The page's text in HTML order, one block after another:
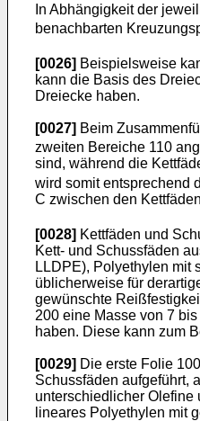
In Abhängigkeit der
benachbarten
[0026] Beispielsweise
kann die Basis des
Dreiecke haben.
[0027] Beim
zweiten Bereiche 110
sind, während die
wird somit entsprechend
C zwischen den
[0028] Kettfäden und
Kett- und Schussfäden
LLDPE), Polyethylen mit
üblicherweise für
gewünschte
200 eine Masse von 7
haben. Diese kann zum
[0029] Die erste Folie
Schussfäden aufgeführt,
unterschiedlicher
lineares Polyethylen mit